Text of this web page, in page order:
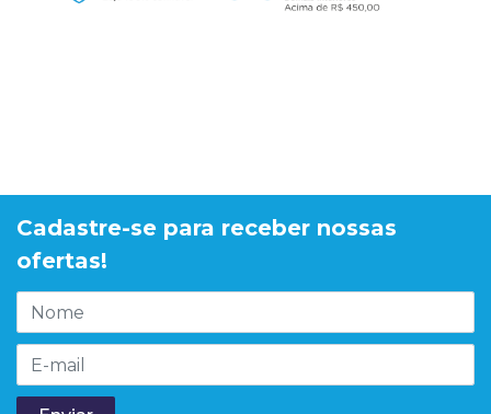
Cadastre-se para receber nossas
ofertas!